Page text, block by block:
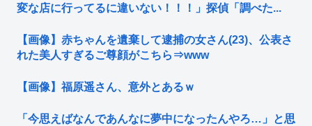
変な店に行ってるに違いない！！！」探偵「調べた...
【画像】赤ちゃんを遺棄して逮捕の女さん(23)、公表さ
れた美人すぎるご尊顔がこちら⇒www
【画像】福原遥さん、意外とあるｗ
「今思えばなんであんなに夢中になったんやろ…」と思